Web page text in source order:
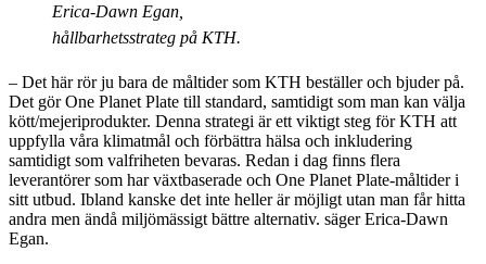
Erica-Dawn Egan,
hållbarhetsstrateg på KTH.
– Det här rör ju bara de måltider som KTH beställer och bjuder på.
Det gör One Planet Plate till standard, samtidigt som man kan välja
kött/mejeriprodukter. Denna strategi är ett viktigt steg för KTH att
uppfylla våra klimatmål och förbättra hälsa och inkludering
samtidigt som valfriheten bevaras. Redan i dag finns flera
leverantörer som har växtbaserade och One Planet Plate-måltider i
sitt utbud. Ibland kanske det inte heller är möjligt utan man får hitta
andra men ändå miljömässigt bättre alternativ. säger Erica-Dawn
Egan.